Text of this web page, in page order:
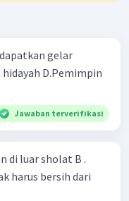
gelar
D.Pemimpin
Jawaban terverifikasi
di luar sholat B .
harus bersih dari